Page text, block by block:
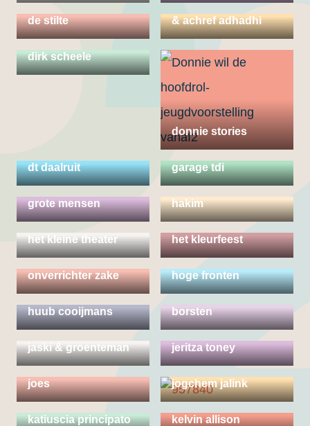
de stilte
desiree van haaren
& achref adhadhi
dirk scheele
donnie stories
dt daalruit garage tdi
grote mensen hakim
het kleine theater
het kleurfeest
het ministerie van
onverrichter zake
hoge fronten
huub cooijmans
izaline calister & thijs
borsten
jaski & groenteman jeritza toney
joes jogchem jalink
katiuscia principato
kelly van kempen &
kelvin allison